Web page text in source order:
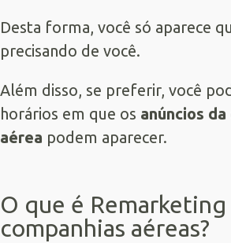
Desta forma, você só aparece
precisando de você.
Além disso, se preferir, você
horários em que os anúncios
aérea podem aparecer.
O que é Remarketing
companhias aéreas?